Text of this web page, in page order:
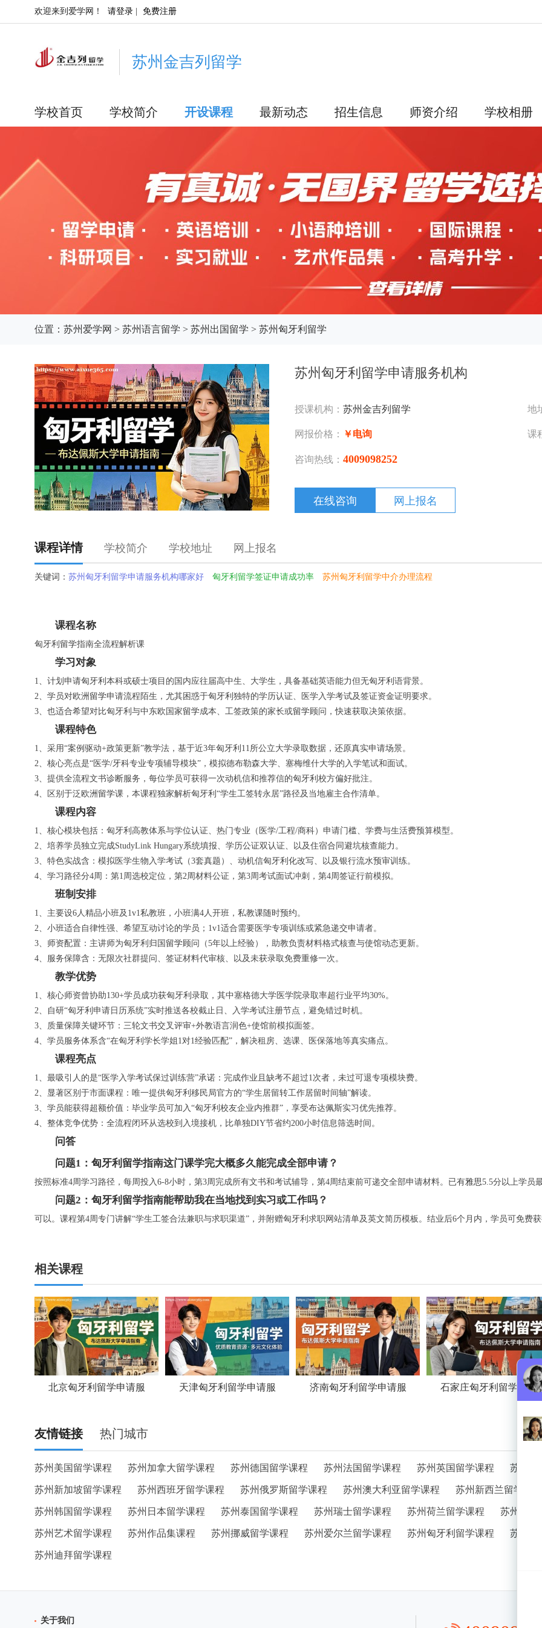
欢迎来到爱学网！ 请登录 免费注册
苏州金吉列留学
学校首页 学校简介 开设课程 最新动态 招生信息 师资介绍 学校相册
位置： 苏州爱学网 > 苏州语言留学 > 苏州出国留学 > 苏州匈牙利留学
苏州匈牙利留学申请服务机构
授课机构： 苏州金吉列留学 地
网报价格： ￥电询 课
咨询热线： 4009098252
网上报名
在线咨询
课程详情 学校简介 学校地址 网上报名
关键词： 苏州匈牙利留学申请服务机构哪家好 匈牙利留学签证申请成功率 苏州匈牙利留学中介办理流程
课程名称
匈牙利 留学指南全流程解析课
学习对象
1、计划申请匈牙利本科或硕士项目的国内应往届高中生、大学生，具备基础英语能力但无匈牙利语背景。
2、学员对欧洲 留学申请流程陌生，尤其困惑于匈牙利独特的学历认证、医学入学考试及签证资金证明要求。
3、也适合希望对比匈牙利与中东欧国家留学成本、工签政策的家长或留学顾问，快速获取决策依据。
课程特色
1、采用“案例驱动+政策更新”教学法，基于近3年匈牙利11所公立大学录取数据，还原真实申请场景。
2、核心亮点是“医学/牙科专业专项辅导模块”，模拟德布勒森大学、塞梅维什大学的入学笔试和面试。
3、提供全流程文书诊断服务，每位学员可获得一次动机信和推荐信的匈牙利校方偏好批注。
4、区别于泛欧洲 留学课，本课程独家解析匈牙利“学生工签转永居”路径及当地雇主合作清单。
课程内容
1、核心模块包括：匈牙利高教体系与学位认证、热门专业（医学/工程/商科）申请门槛、学费与生活费预算模型。
2、培养学员独立完成StudyLink Hungary系统填报、学历公证双认证、以及住宿合同避坑核查能力。
3、特色实战含：模拟医学生物入学考试（3套真题）、动机信匈牙利化改写、以及银行流水预审训练。
4、学习路径分4周：第1周选校定位，第2周材料公证，第3周考试面试冲刺，第4周签证行前模拟。
班制安排
1、主要设6人精品小班及1v1私教班，小班满4人开班，私教课随时预约。
2、小班适合自律性强、希望互动讨论的学员；1v1适合需要医学专项训练或紧急递交申请者。
3、师资配置：主讲师为匈牙利归国 留学顾问（5年以上经验），助教负责材料格式核查与使馆动态更新。
4、服务保障含：无限次社群提问、签证材料代审核、以及未获录取免费重修一次。
教学优势
1、核心师资曾协助130+学员成功获匈牙利录取，其中塞格德大学医学院录取率超行业平均30%。
2、自研“匈牙利申请日历系统”实时推送各校截止日、入学考试注册节点，避免错过时机。
3、质量保障关键环节：三轮文书交叉评审+外教语言润色+使馆前模拟面签。
4、学员服务体系含“在匈牙利学长学姐1对1经验匹配”，解决租房、选课、医保落地等真实痛点。
课程亮点
1、最吸引人的是“医学入学考试保过训练营”承诺：完成作业且缺考不超过1次者，未过可退专项模块费。
2、显著区别于市面课程：唯一提供匈牙利移民局官方的“学生居留转工作居留时间轴”解读。
3、学员能获得超额价值：毕业学员可加入“匈牙利校友企业内推群”，享受布达佩斯实习优先推荐。
4、整体竞争优势：全流程闭环从选校到入境接机，比单独DIY节省约200小时信息筛选时间。
问答
问题1：匈牙利 留学指南这门课学完大概多久能完成全部申请？
按照标准4周学习路径，每周投入6-8小时，第3周完成所有文书和考试辅导，第4周结束前可递交全部申请材料。已有雅思5.5分以上学员
问题2：匈牙利 留学指南能帮助我在当地找到实习或工作吗？
可以。课程第4周专门讲解“学生工签合法兼职与求职渠道”，并附赠匈牙利求职网站清单及英文简历模板。结业后6个月内，学员可免费
相关课程
北京匈牙利留学申请服 天津匈牙利留学申请服 济南匈牙利留学申请服 石家庄匈牙利留学申请
友情链接 热门城市
苏州美国留学课程 苏州加拿大留学课程 苏州德国留学课程 苏州法国留学课程 苏州英国留学课程 苏州意
苏州新加坡留学课程 苏州西班牙留学课程 苏州俄罗斯留学课程 苏州澳大利亚留学课程 苏州新西兰留学课程
苏州韩国留学课程 苏州日本留学课程 苏州泰国留学课程 苏州瑞士留学课程 苏州荷兰留学课程 苏州芬兰
苏州艺术留学课程 苏州作品集课程 苏州挪威留学课程 苏州爱尔兰留学课程 苏州匈牙利留学课程 苏州奥
苏州迪拜留学课程
关于我们